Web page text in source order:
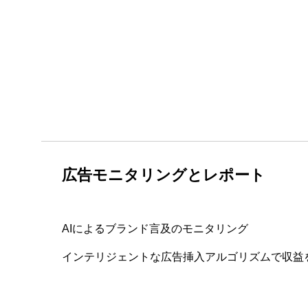
広告モニタリングとレポート
AIによるブランド言及のモニタリング
インテリジェントな広告挿入アルゴリズムで収益